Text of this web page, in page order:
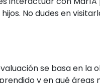
No dudes en
se basa en la
y en qué áreas